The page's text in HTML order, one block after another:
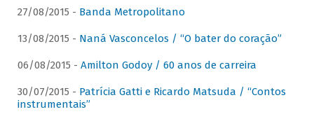
27/08/2015 - Banda Metropolitano
13/08/2015 - Naná Vasconcelos / “O bater do coração”
06/08/2015 - Amilton Godoy / 60 anos de carreira
30/07/2015 - Patrícia Gatti e Ricardo Matsuda / “Contos
instrumentais”